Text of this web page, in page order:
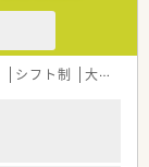
シフト制 大手チェーン